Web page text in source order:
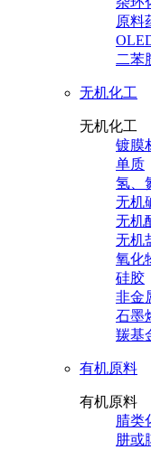
原料
二苯
无机化工
无机化工
镀膜
单质
氢、
无机
无机
无机
氧化
硅胶
非金
石墨
羰基
有机原料
有机原料
腈类
肼或